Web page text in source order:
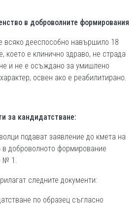
в доброволните формирования
дееспособно навършило 18
което е клинично здраво, не страда
и не е осъждано за умишлено
освен ако е реабилитирано.
за кандидатстване:
подават заявление до кмета на
доброволното формирование
№ 1.
следните документи:
по образец съгласно